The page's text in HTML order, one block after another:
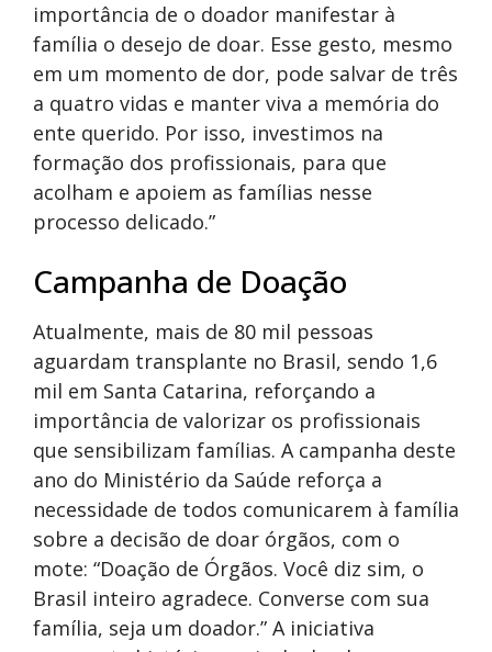
importância de o doador manifestar à
família o desejo de doar. Esse gesto, mesmo
em um momento de dor, pode salvar de três
a quatro vidas e manter viva a memória do
ente querido. Por isso, investimos na
formação dos profissionais, para que
acolham e apoiem as famílias nesse
processo delicado.”
Campanha de Doação
Atualmente, mais de 80 mil pessoas
aguardam transplante no Brasil, sendo 1,6
mil em Santa Catarina, reforçando a
importância de valorizar os profissionais
que sensibilizam famílias. A campanha deste
ano do Ministério da Saúde reforça a
necessidade de todos comunicarem à família
sobre a decisão de doar órgãos, com o
mote: “Doação de Órgãos. Você diz sim, o
Brasil inteiro agradece. Converse com sua
família, seja um doador.” A iniciativa